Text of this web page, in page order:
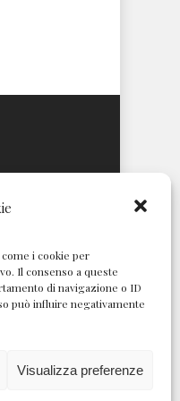
i cookie per
Il consenso a queste
di navigazione o ID
può influire negativamente
Visualizza preferenze